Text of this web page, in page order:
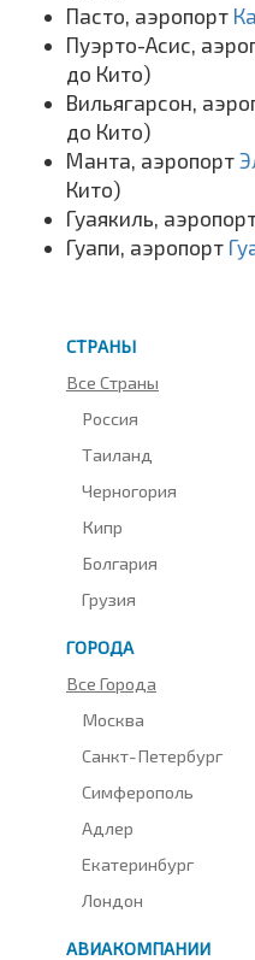
Пасто, аэропорт
Пуэрто-Асис,
до Кито)
Вильягарсон,
до Кито)
Манта, аэропорт
Кито)
Гуаякиль,
Гуапи, аэропорт
СТРАНЫ
Все Страны
Россия
Таиланд
Черногория
Кипр
Болгария
Грузия
ГОРОДА
Все Города
Москва
Санкт-Петербург
Симферополь
Адлер
Екатеринбург
Лондон
АВИАКОМПАНИИ